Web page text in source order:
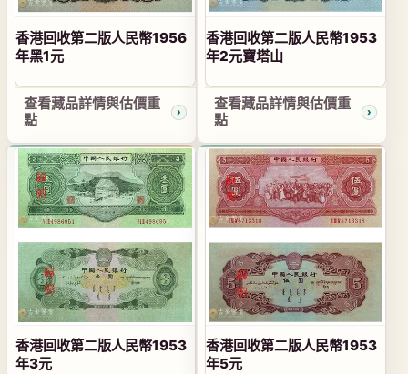
香港回收第二版人民幣1956
年黑1元
查看藏品詳情與估價重
點
香港回收第二版人民幣1953
年2元寶塔山
查看藏品詳情與估價重
點
香港回收第二版人民幣1953
年3元
香港回收第二版人民幣1953
年5元